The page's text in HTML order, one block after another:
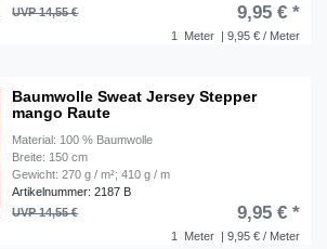
1 Meter | 9,95 € / Meter
UVP 14,55 € 9,95 € *
Baumwolle Sweat Jersey Stepper
mango Raute
Material: 100 % Baumwolle
Breite: 150 cm
Gewicht: 270 g / m²; 410 g / m
Artikelnummer: 2187 B
1 Meter | 9,95 € / Meter
UVP 14,55 € 9,95 € *